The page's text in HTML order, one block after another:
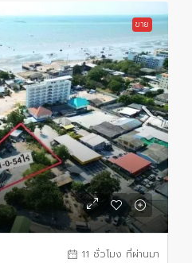
ขาย
11 ชั่วโมง ที่ผ่านมา